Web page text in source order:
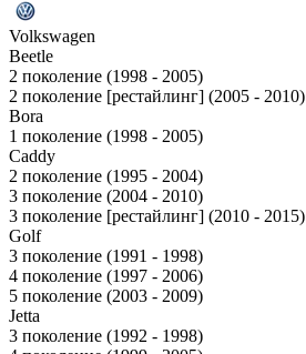
Volkswagen
Beetle
2 поколение (1998 - 2005)
2 поколение [рестайлинг] (2005 - 2010)
Bora
1 поколение (1998 - 2005)
Caddy
2 поколение (1995 - 2004)
3 поколение (2004 - 2010)
3 поколение [рестайлинг] (2010 - 2015)
Golf
3 поколение (1991 - 1998)
4 поколение (1997 - 2006)
5 поколение (2003 - 2009)
Jetta
3 поколение (1992 - 1998)